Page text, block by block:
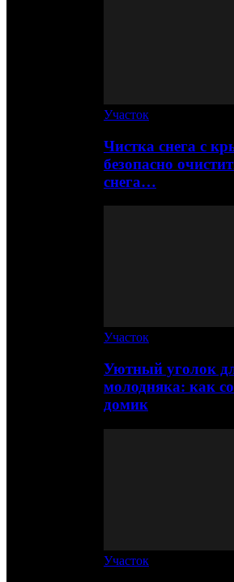
Участок
Чистка снега с
безопасно
снега…
Участок
Уютный уголок
молодняка: как
домик
Участок